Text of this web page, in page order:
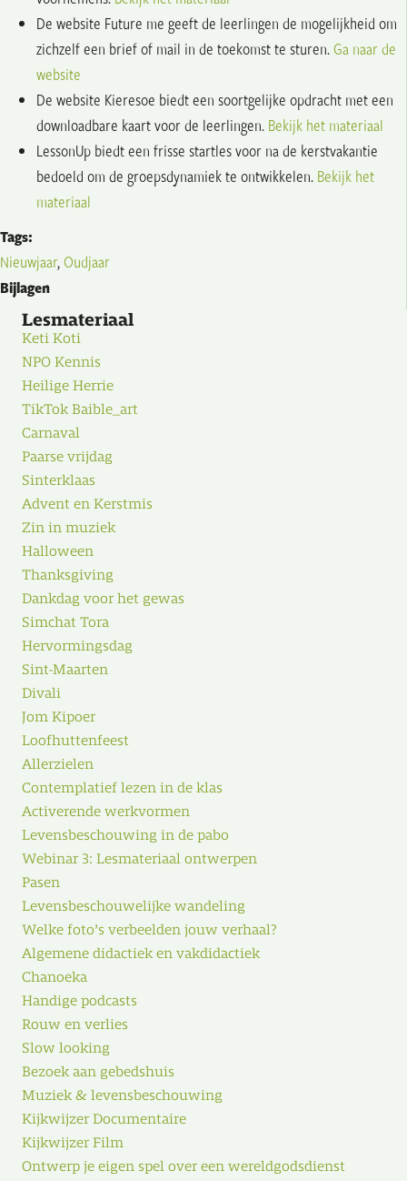
De website Future me geeft de leerlingen de mogelijkheid om
zichzelf een brief of mail in de toekomst te sturen.Ga naar de
website
De website Kieresoe biedt een soortgelijke opdracht met een
downloadbare kaart voor de leerlingen. Bekijk het materiaal
LessonUp biedt een frisse startles voor na de kerstvakantie
bedoeld om de groepsdynamiek te ontwikkelen. Bekijk het
materiaal
Tags:
Nieuwjaar,Oudjaar
Bijlagen
Lesmateriaal
Keti Koti
NPO Kennis
Heilige Herrie
TikTok Baible_art
Carnaval
Paarse vrijdag
Sinterklaas
Advent en Kerstmis
Zin in muziek
Halloween
Thanksgiving
Dankdag voor het gewas
Simchat Tora
Hervormingsdag
Sint-Maarten
Divali
Jom Kipoer
Loofhuttenfeest
Allerzielen
Contemplatief lezen in de klas
Activerende werkvormen
Levensbeschouwing in de pabo
Webinar 3: Lesmateriaal ontwerpen
Pasen
Levensbeschouwelijke wandeling
Welke foto’s verbeelden jouw verhaal?
Algemene didactiek en vakdidactiek
Chanoeka
Handige podcasts
Rouw en verlies
Slow looking
Bezoek aan gebedshuis
Muziek & levensbeschouwing
Kijkwijzer Documentaire
Kijkwijzer Film
Ontwerp je eigen spel over een wereldgodsdienst